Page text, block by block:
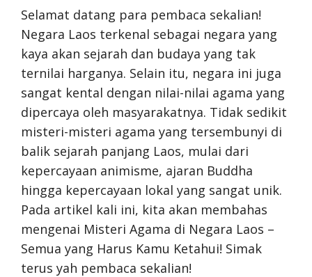
Selamat datang para pembaca sekalian!
Negara Laos terkenal sebagai negara yang
kaya akan sejarah dan budaya yang tak
ternilai harganya. Selain itu, negara ini juga
sangat kental dengan nilai-nilai agama yang
dipercaya oleh masyarakatnya. Tidak sedikit
misteri-misteri agama yang tersembunyi di
balik sejarah panjang Laos, mulai dari
kepercayaan animisme, ajaran Buddha
hingga kepercayaan lokal yang sangat unik.
Pada artikel kali ini, kita akan membahas
mengenai Misteri Agama di Negara Laos –
Semua yang Harus Kamu Ketahui! Simak
terus yah pembaca sekalian!